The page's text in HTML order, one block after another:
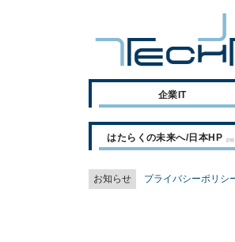
企業IT
はたらくの未来へ/日本HP
お知らせ プライバシーポリシ